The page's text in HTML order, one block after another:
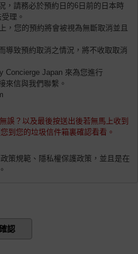
，請務必於預約日的6日前的日本時
理。
，您的預約將會被視為無斷取消並且
導致預約取消之情況，將不收取取消
Concierge Japan 來為您進行
來信與我們聯繫。
誤？以及最後按送出後若無馬上收到
到您的垃圾信件箱裏確認看看。
策規範、隱私權保護政策，並且是在
認